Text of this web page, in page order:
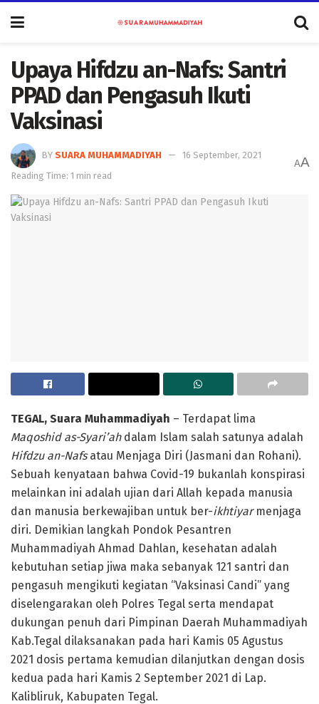
Upaya Hifdzu an-Nafs: Santri
PPAD dan Pengasuh Ikuti
Vaksinasi
BY SUARA MUHAMMADIYAH
16 September, 2021
Reading Time: 1 min read
AA
TEGAL, Suara Muhammadiyah – Terdapat lima
Maqoshid as-Syari’ahdalam Islam salah satunya adalah
Hifdzu an-Nafsatau Menjaga Diri (Jasmani dan Rohani).
Sebuah kenyataan bahwa Covid-19 bukanlah konspirasi
melainkan ini adalah ujian dari Allah kepada manusia
dan manusia berkewajiban untuk ber-ikhtiyarmenjaga
diri. Demikian langkah Pondok Pesantren
Muhammadiyah Ahmad Dahlan, kesehatan adalah
kebutuhan setiap jiwa maka sebanyak 121 santri dan
pengasuh mengikuti kegiatan “Vaksinasi Candi” yang
diselengarakan oleh Polres Tegal serta mendapat
dukungan penuh dari Pimpinan Daerah Muhammadiyah
Kab.Tegal dilaksanakan pada hari Kamis 05 Agustus
2021 dosis pertama kemudian dilanjutkan dengan dosis
kedua pada hari Kamis 2 September 2021 di Lap.
Kalibliruk, Kabupaten Tegal.